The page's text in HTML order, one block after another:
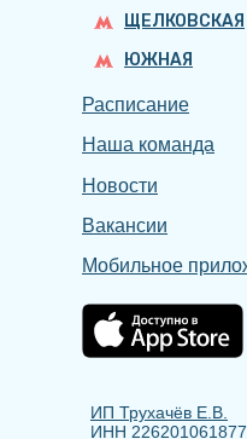
ИП Трухачёв Е.В.
ИНН 226201061877
ЮЖНАЯ
Расписание
Наша команда
Новости
Мобильное
Вакансии
ЩЕЛКОВСКАЯ